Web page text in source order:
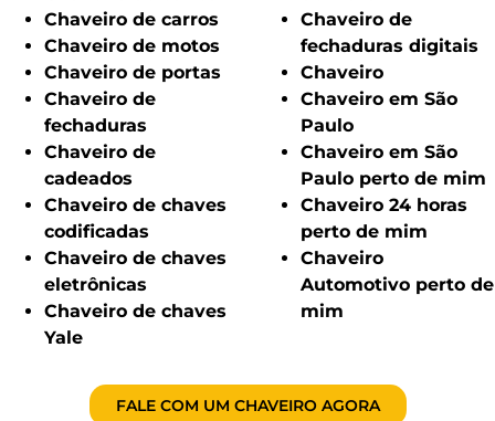
Chaveiro de carros
Chaveiro de motos
Chaveiro de portas
Chaveiro de
fechaduras
Chaveiro de
cadeados
Chaveiro de chaves
codificadas
Chaveiro de chaves
eletrônicas
Chaveiro de chaves
Yale
Chaveiro de
fechaduras digitais
Chaveiro
Chaveiro em São
Paulo
Chaveiro em São
Paulo perto de mim
Chaveiro 24 horas
perto de mim
Chaveiro
Automotivo perto de
mim
FALE COM UM CHAVEIRO AGORA